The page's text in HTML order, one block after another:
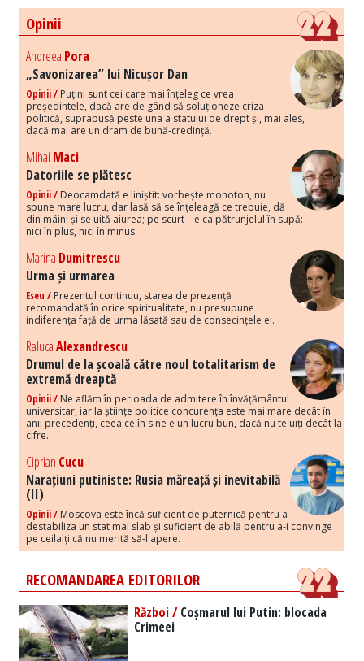
Opinii
Andreea Pora
„Savonizarea” lui Nicușor Dan
Opinii / Puțini sunt cei care mai înțeleg ce vrea
președintele, dacă are de gând să soluționeze criza
politică, suprapusă peste una a statului de drept și, mai ales,
dacă mai are un dram de bună-credință.
Mihai Maci
Datoriile se plătesc
Opinii / Deocamdată e liniștit: vorbește monoton, nu
spune mare lucru, dar lasă să se înțeleagă ce trebuie, dă
din mâini și se uită aiurea; pe scurt – e ca pătrunjelul în supă:
nici în plus, nici în minus.
Marina Dumitrescu
Urma și urmarea
Eseu / Prezentul continuu, starea de prezență
recomandată în orice spiritualitate, nu presupune
indiferența față de urma lăsată sau de consecințele ei.
RalucaAlexandrescu
Drumul de la școală către noul totalitarism de
extremă dreaptă
Opinii / Ne aflăm în perioada de admitere în învățământul
universitar, iar la științe politice concurența este mai mare decât în
anii precedenți, ceea ce în sine e un lucru bun, dacă nu te uiți decât la
cifre.
Ciprian Cucu
Narațiuni putiniste: Rusia măreață și inevitabilă
(II)
Opinii / Moscova este încă suficient de puternică pentru a
destabiliza un stat mai slab și suficient de abilă pentru a-i convinge
pe ceilalți că nu merită să-l apere.
RECOMANDAREA EDITORILOR
Război /Coșmarul lui Putin: blocada
Crimeei